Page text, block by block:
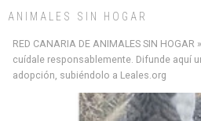
ANIMALES SIN HOGAR
RED CANARIA DE ANIMALES SIN
cuídale responsablemente. Difunde aquí
adopción, subiéndolo a Leales.org
Minni desaparecido
redes sociales c...
Leales.org » Gran Canaria
9.7.2025